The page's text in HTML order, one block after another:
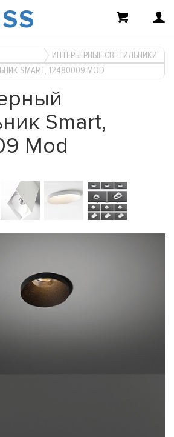
ИНТЕРЬЕРНЫЕ СВЕТИЛЬНИКИ
SMART, 12480009 MOD
Smart,
Mod